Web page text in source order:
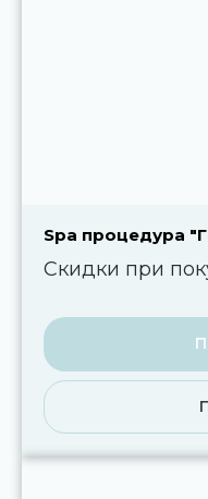
Spa процедура
Скидки при